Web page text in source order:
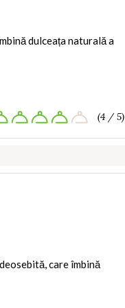
dulceața naturală a
(4 / 5)
care îmbină